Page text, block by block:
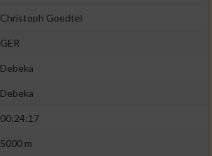
Christoph Goedtel
GER
Debeka
Debeka
00:24:17
5000 m